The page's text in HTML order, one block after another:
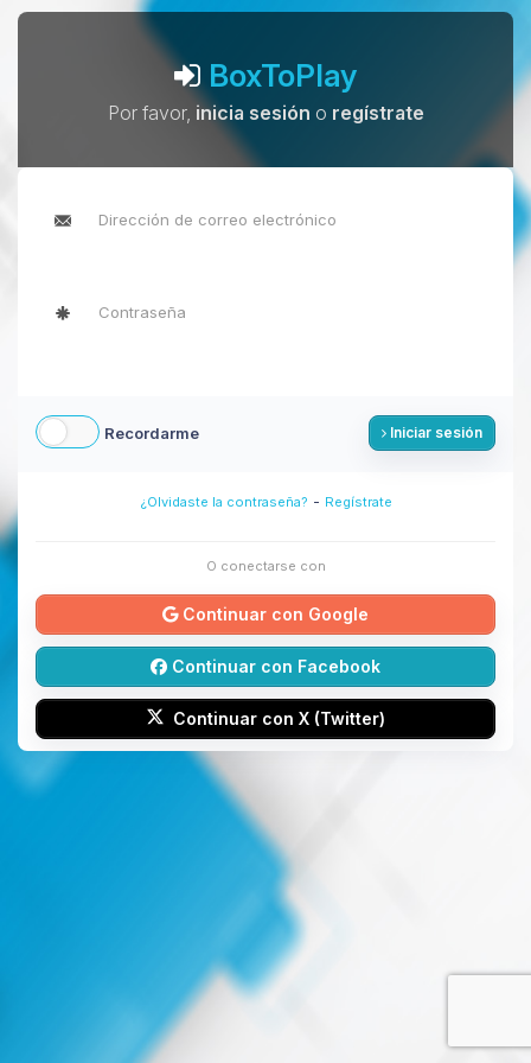
BoxToPlay
Por favor, inicia sesión o regístrate
Recordarme Iniciar sesión
¿Olvidaste la contraseña? - Regístrate
O conectarse con
Continuar con Google
Continuar con Facebook
Continuar con X (Twitter)